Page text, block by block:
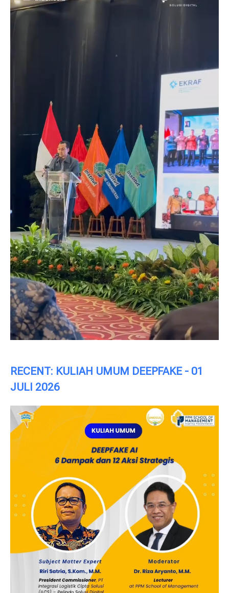
RECENT: KULIAH UMUM DEEPFAKE - 01
JULI 2026